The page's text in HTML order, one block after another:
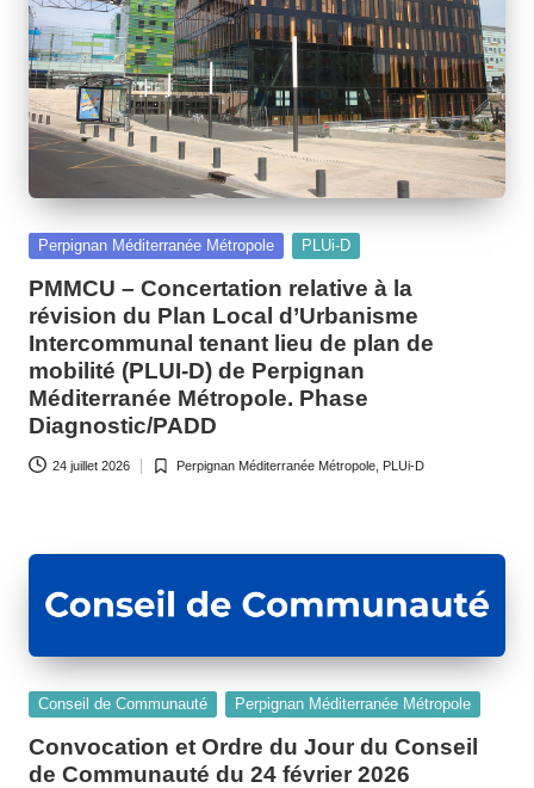
o
m
m
u
e
d
e
B
ai
x
a
Posted
Perpignan Méditerranée Métropole PLUi-D
PMMCU – Concertation relative à la
révision du Plan Local d’Urbanisme
Intercommunal tenant lieu de plan de
mobilité (PLUI-D) de Perpignan
Méditerranée Métropole. Phase
Diagnostic/PADD
24 juillet 2026
Posted
Perpignan Méditerranée Métropole, PLUi-D
Posted
Conseil de Communauté Perpignan Méditerranée Métropole
Convocation et Ordre du Jour du Conseil
de Communauté du 24 février 2026